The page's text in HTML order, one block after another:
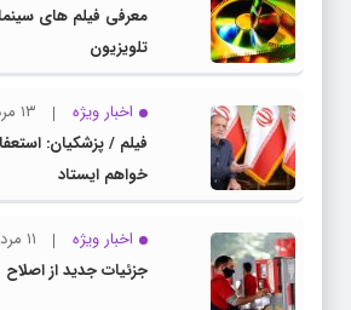
معرفی فیلم های
تلویزیون
اخبار ویژه
۱۳ مرداد ۱۴۰۵
فیلم / پزشکیان:
خواهم ایستاد
اخبار ویژه
۱۱ مرداد ۱۴۰۵
جزئیات جدید از